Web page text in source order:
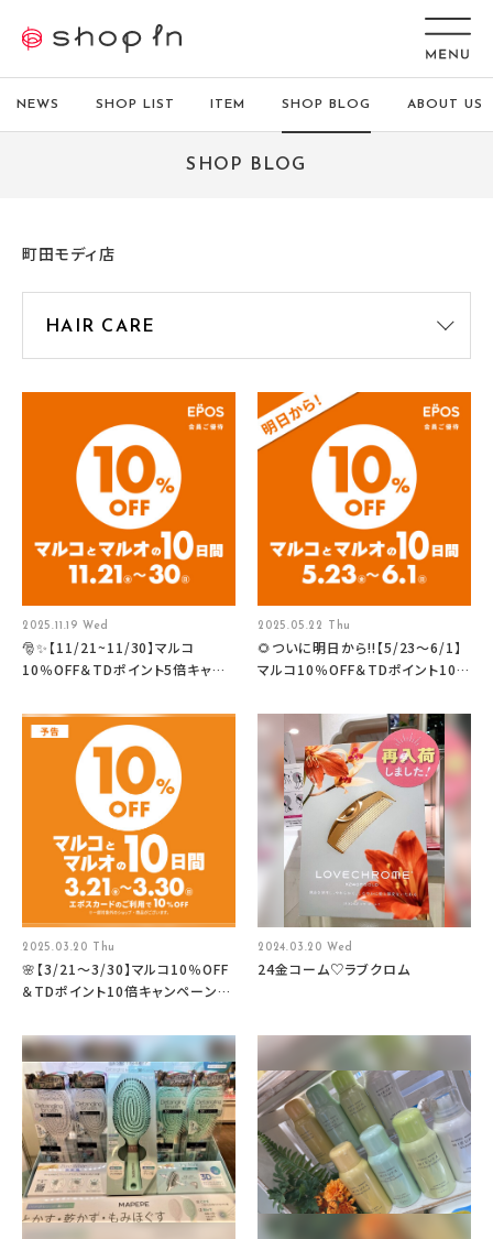
NEWS SHOP LIST ITEM SHOP BLOG ABOUT US
SHOP BLOG
町田モディ店
2025.11.19 Wed
🎅✨【11/21~11/30】マルコ
10％OFF＆TDポイント5倍キャン
2025.05.22 Thu
🌻ついに明日から‼【5/23～6/1】
マルコ10％OFF＆TDポイント10
2025.03.20 Thu
🌸【3/21～3/30】マルコ10％OFF
＆TDポイント10倍キャンペーン！
2024.03.20 Wed
24金コーム♡ラブクロム